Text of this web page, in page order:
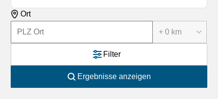
Ort
+ 0 km
Filter
Ergebnisse anzeigen